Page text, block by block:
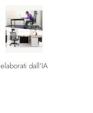
dall'IA